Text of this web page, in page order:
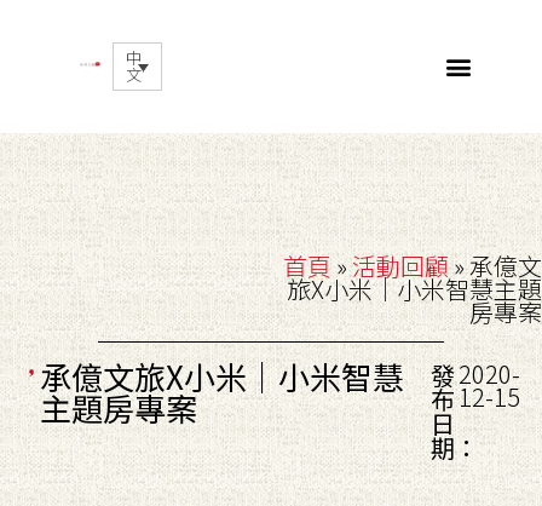
中
文
首頁»活動回顧»承億文
旅X小米｜小米智慧主題
房專案
承億文旅X小米｜小米智慧
主題房專案
發
布
日
期：
2020-
12-15